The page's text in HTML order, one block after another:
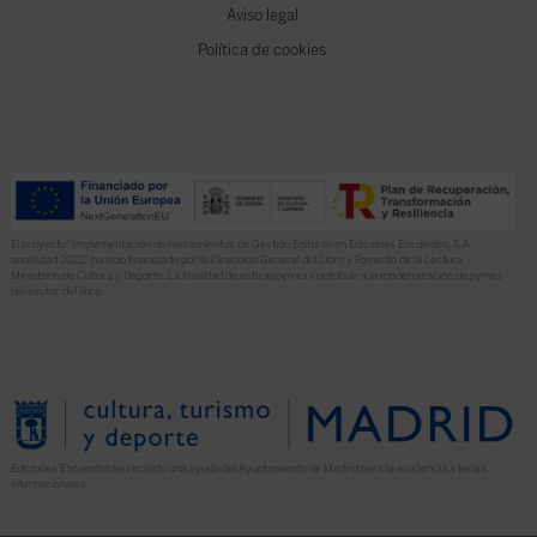
Aviso legal
Política de cookies
El proyecto “Implementación de herramientas de Gestión Editorial en Ediciones Encuentro, S.A.
anualidad 2022” ha sido financiado por la Dirección General del Libro y Fomento de la Lectura,
Ministerio de Cultura y Deporte. La finalidad de este apoyo es contribuir a la modernización de pymes
del sector del libro.
Ediciones Encuentro ha recibido una ayuda del Ayuntamiento de Madrid para la asistencia a ferias